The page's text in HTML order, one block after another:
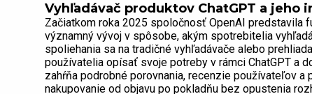
Vyhľadávač produktov ChatGPT a jeho
Začiatkom roka 2025 spoločnosť OpenAI predstavila
významný vývoj v spôsobe, akým spotrebitelia
spoliehania sa na tradičné vyhľadávače alebo
používatelia opísať svoje potreby v rámci ChatGPT a
zahŕňa podrobné porovnania, recenzie používateľov
nakupovanie od objavu po pokladňu bez opustenia